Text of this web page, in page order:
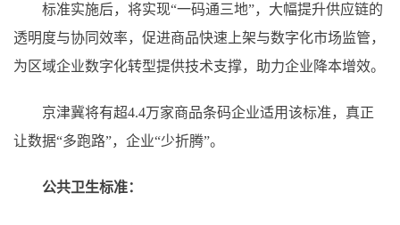
标准实施后，将实现“一码通三地”，大幅提升供应链的
透明度与协同效率，促进商品快速上架与数字化市场监管，
为区域企业数字化转型提供技术支撑，助力企业降本增效。
京津冀将有超4.4万家商品条码企业适用该标准，真正
让数据“多跑路”，企业“少折腾”。
公共卫生标准：